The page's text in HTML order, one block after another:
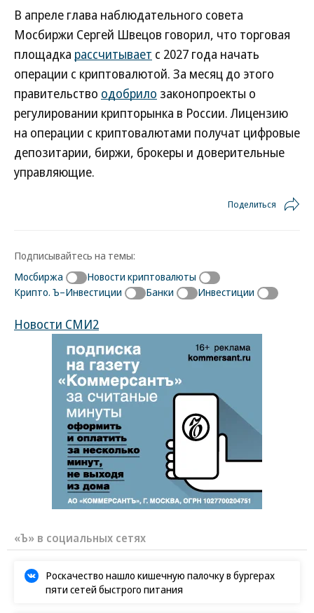
В апреле глава наблюдательного совета
Мосбиржи Сергей Швецов говорил, что торговая
площадка рассчитывает с 2027 года начать
операции с криптовалютой. За месяц до этого
правительство одобрило законопроекты о
регулировании крипторынка в России. Лицензию
на операции с криптовалютами получат цифровые
депозитарии, биржи, брокеры и доверительные
управляющие.
Поделиться
Подписывайтесь на темы:
Мосбиржа
Новости криптовалюты
Крипто. Ъ–Инвестиции
Банки Инвестиции
Новости СМИ2
«Ъ» в социальных сетях
Роскачество нашло кишечную палочку в бургерах
пяти сетей быстрого питания